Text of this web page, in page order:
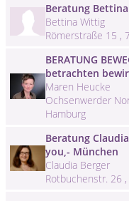
Beratung
Bettina Wittig
Römerstraße 15 ,
BERATUNG
betrachten
Maren Heucke
Ochsenwerder
Hamburg
Beratung
you,- München
Claudia Berger
Rotbuchenstr. 26